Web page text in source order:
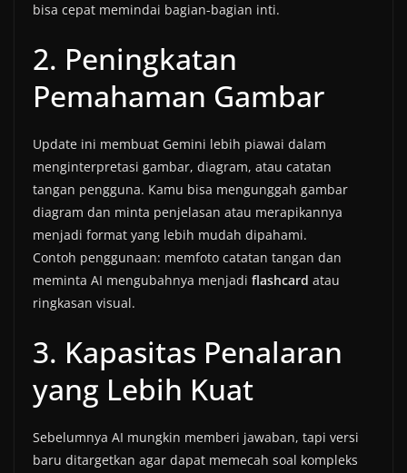
bisa cepat memindai bagian-bagian inti.
2. Peningkatan
Pemahaman Gambar
Update ini membuat Gemini lebih piawai dalam
menginterpretasi gambar, diagram, atau catatan
tangan pengguna. Kamu bisa mengunggah gambar
diagram dan minta penjelasan atau merapikannya
menjadi format yang lebih mudah dipahami.
Contoh penggunaan: memfoto catatan tangan dan
meminta AI mengubahnya menjadi flashcard atau
ringkasan visual.
3. Kapasitas Penalaran
yang Lebih Kuat
Sebelumnya AI mungkin memberi jawaban, tapi versi
baru ditargetkan agar dapat memecah soal kompleks